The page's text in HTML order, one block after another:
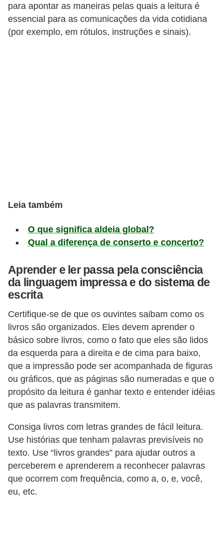
para apontar as maneiras pelas quais a leitura é
essencial para as comunicações da vida cotidiana
(por exemplo, em rótulos, instruções e sinais).
Leia também
O que significa aldeia global?
Qual a diferença de conserto e concerto?
Aprender e ler passa pela consciência
da linguagem impressa e do sistema de
escrita
Certifique-se de que os ouvintes saibam como os
livros são organizados. Eles devem aprender o
básico sobre livros, como o fato que eles são lidos
da esquerda para a direita e de cima para baixo,
que a impressão pode ser acompanhada de figuras
ou gráficos, que as páginas são numeradas e que o
propósito da leitura é ganhar texto e entender idéias
que as palavras transmitem.
Consiga livros com letras grandes de fácil leitura.
Use histórias que tenham palavras previsíveis no
texto. Use “livros grandes” para ajudar outros a
perceberem e aprenderem a reconhecer palavras
que ocorrem com frequência, como a, o, e, você,
eu, etc.
u
d
o
s
i
a
e
g
e
o
g
r
a
f
a
D
i
c
a